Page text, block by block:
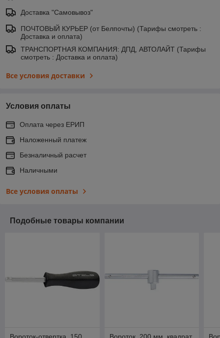
Доставка "Самовывоз"
ПОЧТОВЫЙ КУРЬЕР (от Белпочты) (Тарифы смотреть :
Доставка и оплата)
ТРАНСПОРТНАЯ КОМПАНИЯ: ДПД, АВТОЛАЙТ (Тарифы
смотреть : Доставка и оплата)
Все условия доставки
Условия оплаты
Оплата через ЕРИП
Наложенный платеж
Безналичный расчет
Наличными
Все условия оплаты
Подобные товары компании